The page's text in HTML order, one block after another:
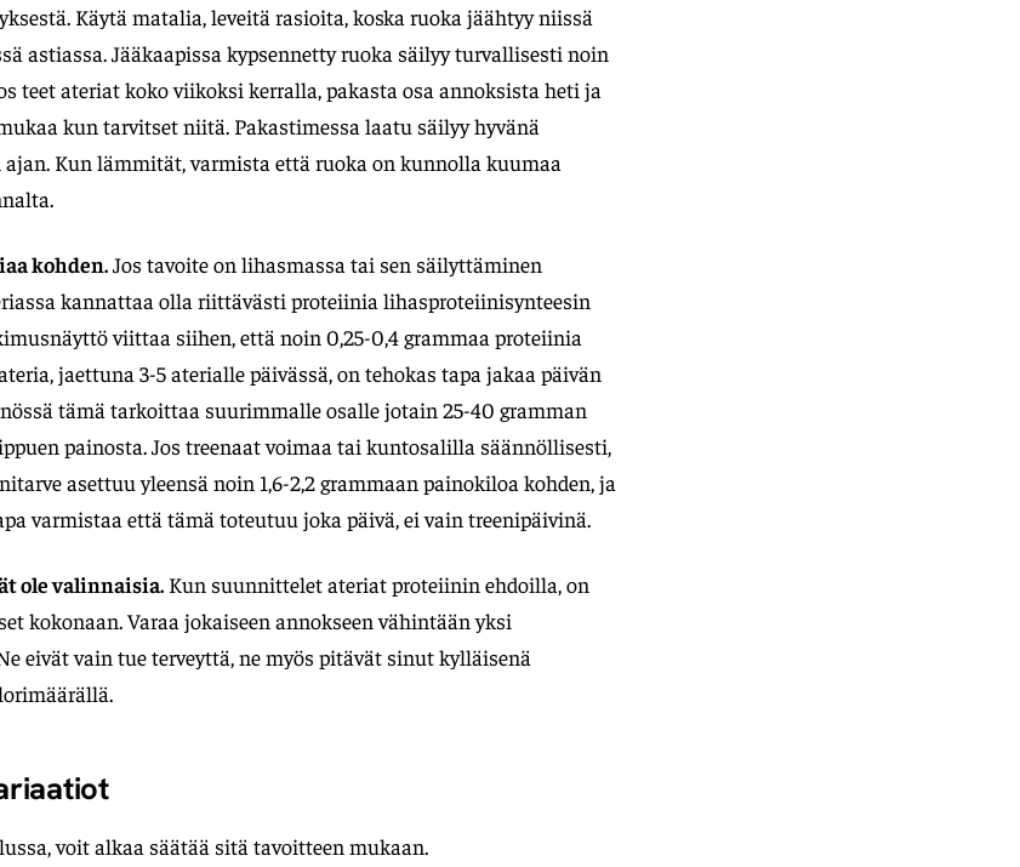
Käytä matalia, leveitä rasioita, koska ruoka jäähtyy niissä
astiassa. Jääkaapissa kypsennetty ruoka säilyy turvallisesti noin
teet ateriat koko viikoksi kerralla, pakasta osa annoksista heti ja
kun tarvitset niitä. Pakastimessa laatu säilyy hyvänä
Kun lämmität, varmista että ruoka on kunnolla kuumaa
kohden.Jos tavoite on lihasmassa tai sen säilyttäminen
kannattaa olla riittävästi proteiinia lihasproteiinisynteesin
viittaa siihen, että noin 0,25-0,4 grammaa proteiinia
jaettuna 3-5 aterialle päivässä, on tehokas tapa jakaa päivän
tämä tarkoittaa suurimmalle osalle jotain 25-40 gramman
painosta. Jos treenaat voimaa tai kuntosalilla säännöllisesti,
asettuu yleensä noin 1,6-2,2 grammaan painokiloa kohden, ja
varmistaa että tämä toteutuu joka päivä, ei vain treenipäivinä.
ole valinnaisia. Kun suunnittelet ateriat proteiinin ehdoilla, on
kokonaan. Varaa jokaiseen annokseen vähintään yksi
eivät vain tue terveyttä, ne myös pitävät sinut kylläisenä
voit alkaa säätää sitä tavoitteen mukaan.